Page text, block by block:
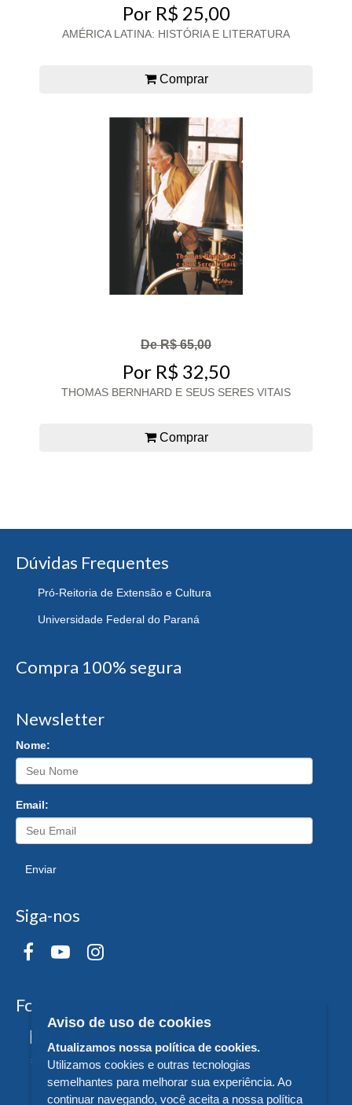
Por R$ 25,00
AMÉRICA LATINA: HISTÓRIA E LITERATURA
Comprar
De R$ 65,00
Por R$ 32,50
THOMAS BERNHARD E SEUS SERES VITAIS
Comprar
Dúvidas Frequentes
Pró-Reitoria de Extensão e Cultura
Universidade Federal do Paraná
Compra 100% segura
Newsletter
Nome:
Email:
Enviar
Siga-nos
Formas de Pagamento
Aviso de uso de cookies
Atualizamos nossa política de cookies.
Utilizamos cookies e outras tecnologias
semelhantes para melhorar sua experiência. Ao
continuar navegando, você aceita a nossa política